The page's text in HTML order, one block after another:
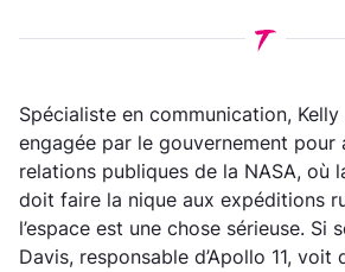
Spécialiste en communication,
engagée par le gouvernement pour
relations publiques de la NASA, où
doit faire la nique aux expéditions
l’espace est une chose sérieuse. Si
Davis, responsable d’Apollo 11, voit